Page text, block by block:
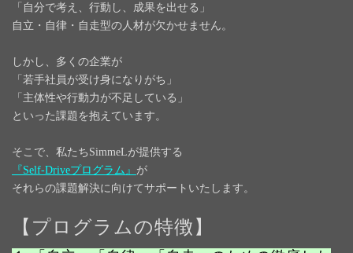
「自分で考え、行動し、成果を出せる」
自立・自律・自走型の人材が欠かせません。
しかし、多くの企業が
「若手社員が受け身になりがち」
「主体性や行動力が不足している」
といった課題を抱えています。
そこで、私たちSimmeLが提供する
『Self-Driveプログラム』 が
それらの課題解決に向けてサポートいたします。
【プログラムの特徴】